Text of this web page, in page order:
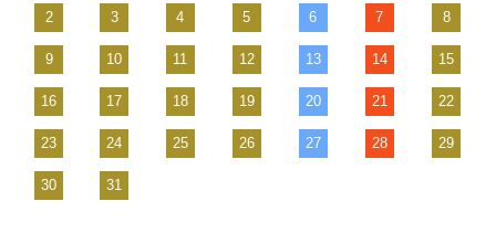
2 3 4 5 6 7 8
9 10 11 12 13 14 15
16 17 18 19 20 21 22
23 24 25 26 27 28 29
30 31